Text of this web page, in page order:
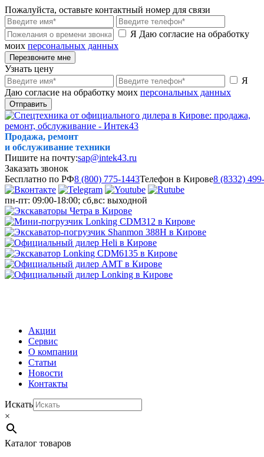
Пожалуйста, оставьте контактный номер для связи
Я Даю согласие на обработку
моих персональных данных
Перезвоните мне
Узнать цену
Я
Даю согласие на обработку моих персональных данных
Отправить
Продажа, ремонт
и обслуживание техники
Пишите на почту:sap@intek43.ru
Заказать звонок
Бесплатно по РФ8 (800) 775-1443Телефон в Кирове8 (8332)
пн-пт: 09:00-18:00; сб,вс: выходной
Акции
Сервис
О компании
Статьи
Новости
Контакты
Искать
×
Каталог товаров